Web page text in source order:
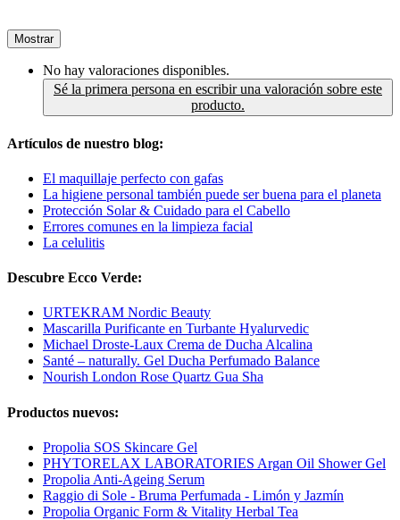
Mostrar
No hay valoraciones disponibles.
Sé la primera persona en escribir una valoración sobre este
producto.
Artículos de nuestro blog:
El maquillaje perfecto con gafas
La higiene personal también puede ser buena para el planeta
Protección Solar & Cuidado para el Cabello
Errores comunes en la limpieza facial
La celulitis
Descubre Ecco Verde:
URTEKRAM Nordic Beauty
Mascarilla Purificante en Turbante Hyalurvedic
Michael Droste-Laux Crema de Ducha Alcalina
Santé – naturally. Gel Ducha Perfumado Balance
Nourish London Rose Quartz Gua Sha
Productos nuevos:
Propolia SOS Skincare Gel
PHYTORELAX LABORATORIES Argan Oil Shower Gel
Propolia Anti-Ageing Serum
Raggio di Sole - Bruma Perfumada - Limón y Jazmín
Propolia Organic Form & Vitality Herbal Tea